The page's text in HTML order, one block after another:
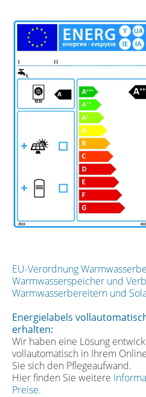
EU-Verordnung
Warmwasserspeicher und
Warmwasserbereitern und
Energielabels
erhalten:
Wir haben eine Lösung
vollautomatisch in Ihrem
Sie sich den Pflegeaufwand.
Hier finden Sie weitere
Preise.